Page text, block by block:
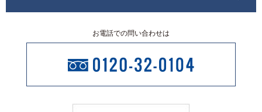
お電話での問い合わせは